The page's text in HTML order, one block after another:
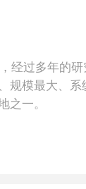
经过多年的
规模最大、系
之一。